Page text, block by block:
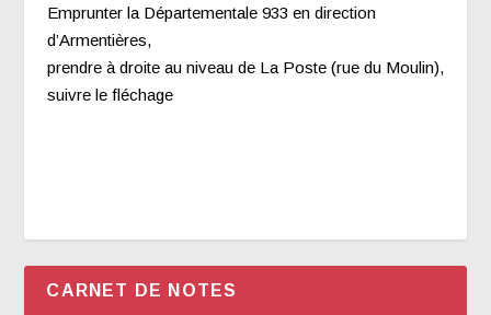
Emprunter la Départementale 933 en direction
d’Armentières,
prendre à droite au niveau de La Poste (rue du Moulin),
suivre le fléchage
CARNET DE NOTES